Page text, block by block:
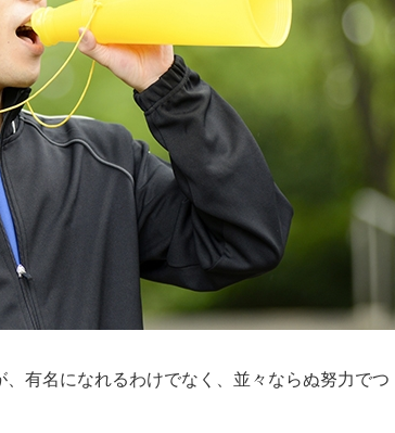
有名になれるわけでなく、並々ならぬ努力でつ